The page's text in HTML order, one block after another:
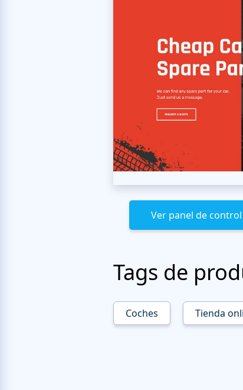
Ver panel de control
Tags de
Coches Tienda